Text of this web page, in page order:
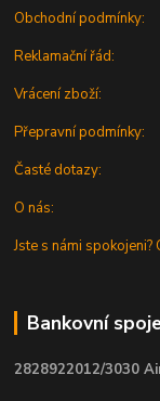
Obchodní podmínky:
Reklamační řád:
Vrácení zboží:
Přepravní podmínky:
Časté dotazy:
O nás:
Jste s námi spokojeni?
Bankovní
2828922012/3030